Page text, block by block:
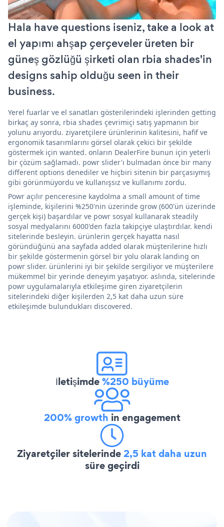
Hala have questions iseniz, take a look at
el yapımı ahşap çerçeveler üreten bir
güneş gözlüğü şirketi olan rbia shades'in
designs sahip olduğu seen in their
business.
Yerel fuarlar ve el sanatları gösterilerindeki işlerinden getting
birkaç ay sonra, rbia shades çevrimiçi satış yapmanın bir
yolunu arıyordu. ziyaretçilere ürünlerinin kalitesini, hafif ve
ergonomik tasarımlarını görsel olarak çekici bir şekilde
göstermek için wanted. onların DealerFire bunun için yeterli
bir çözüm sağlamadı. powr slider'ı bulmadan önce bir many
different options denediler ve hiçbiri sitenin bir parçasıymış
gibi görünmüyordu ve kullanışsız ve kullanımı zordu.
Powr açılır penceresine kaydolma a small amount of time
işleminde, kişilerini %250'nin üzerinde grow (600'ün üzerinde
gerçek kişi) başardılar ve powr sosyal kullanarak steadily
sosyal medyalarını 6000'den fazla takipçiye ulaştırdılar. kendi
sitelerinde besleyin. ürünlerin gerçek hayatta nasıl
göründüğünü ana sayfada added olarak müşterilerine hızlı
bir şekilde göstermenin görsel bir yolu olarak landing on
powr slider. ürünlerini iyi bir şekilde sergiliyor ve müşterilere
mükemmel bir yerinde deneyim yaşatıyor. aslında, sitelerinde
powr uygulamalarıyla etkileşime giren ziyaretçilerin
sitelerindeki diğer kişilerden 2,5 kat daha uzun süre
etkileşimde bulundukları discovered.
İletişimde%250 büyüme
200% growth in engagement
Ziyaretçiler sitelerinde2,5 kat daha uzun
süre geçirdi